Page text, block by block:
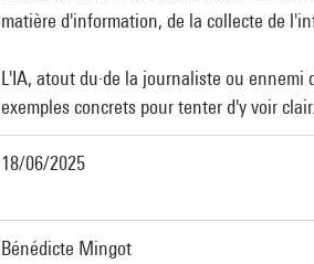
matière d'information, de la collecte de
L'IA, atout du·de la journaliste ou
exemples concrets pour tenter d'y voir clair.
18/06/2025
Bénédicte Mingot